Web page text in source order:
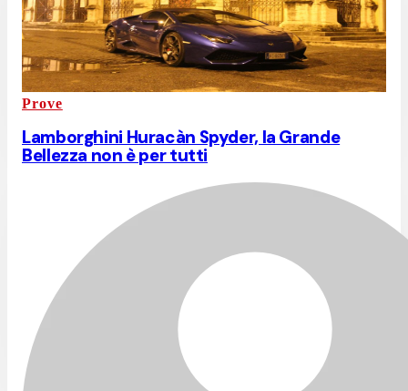
Prove
Lamborghini Huracàn Spyder, la Grande
Bellezza non è per tutti